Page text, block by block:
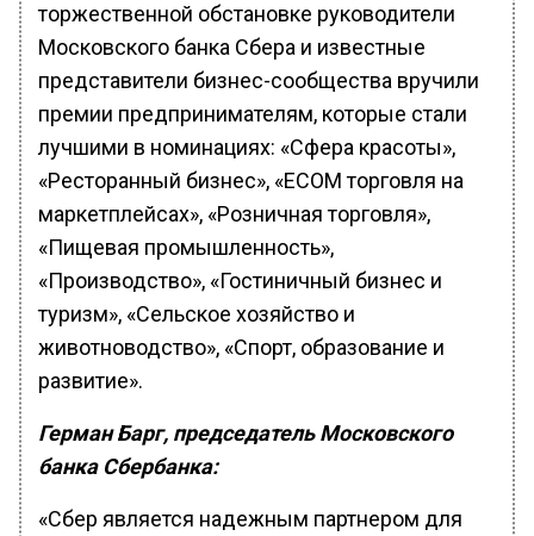
торжественной обстановке руководители
Московского банка Сбера и известные
представители бизнес-сообщества вручили
премии предпринимателям, которые стали
лучшими в номинациях: «Сфера красоты»,
«Ресторанный бизнес», «ECOM торговля на
маркетплейсах», «Розничная торговля»,
«Пищевая промышленность»,
«Производство», «Гостиничный бизнес и
туризм», «Сельское хозяйство и
животноводство», «Спорт, образование и
развитие».
Герман Барг, председатель Московского
банка Сбербанка:
«Сбер является надежным партнером для